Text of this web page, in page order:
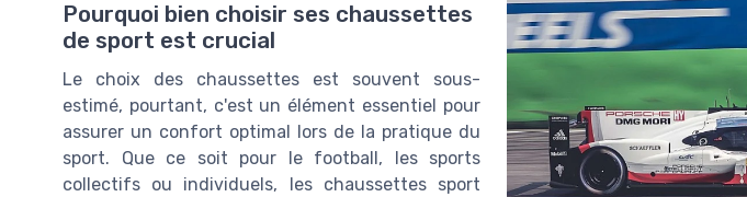
Pourquoi bien choisir ses chaussettes
de sport est crucial
Le choix des chaussettes est souvent sous-
estimé, pourtant, c'est un élément essentiel pour
assurer un confort optimal lors de la pratique du
sport. Que ce soit pour le football, les sports
collectifs ou individuels, les chaussettes sport